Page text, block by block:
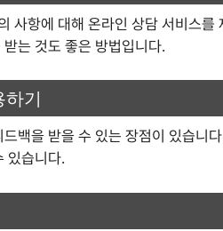
사항에 대해 온라인 상담 서비스
는 것도 좋은 방법입니다.
기
백을 받을 수 있는 장점이 있습니
있습니다.